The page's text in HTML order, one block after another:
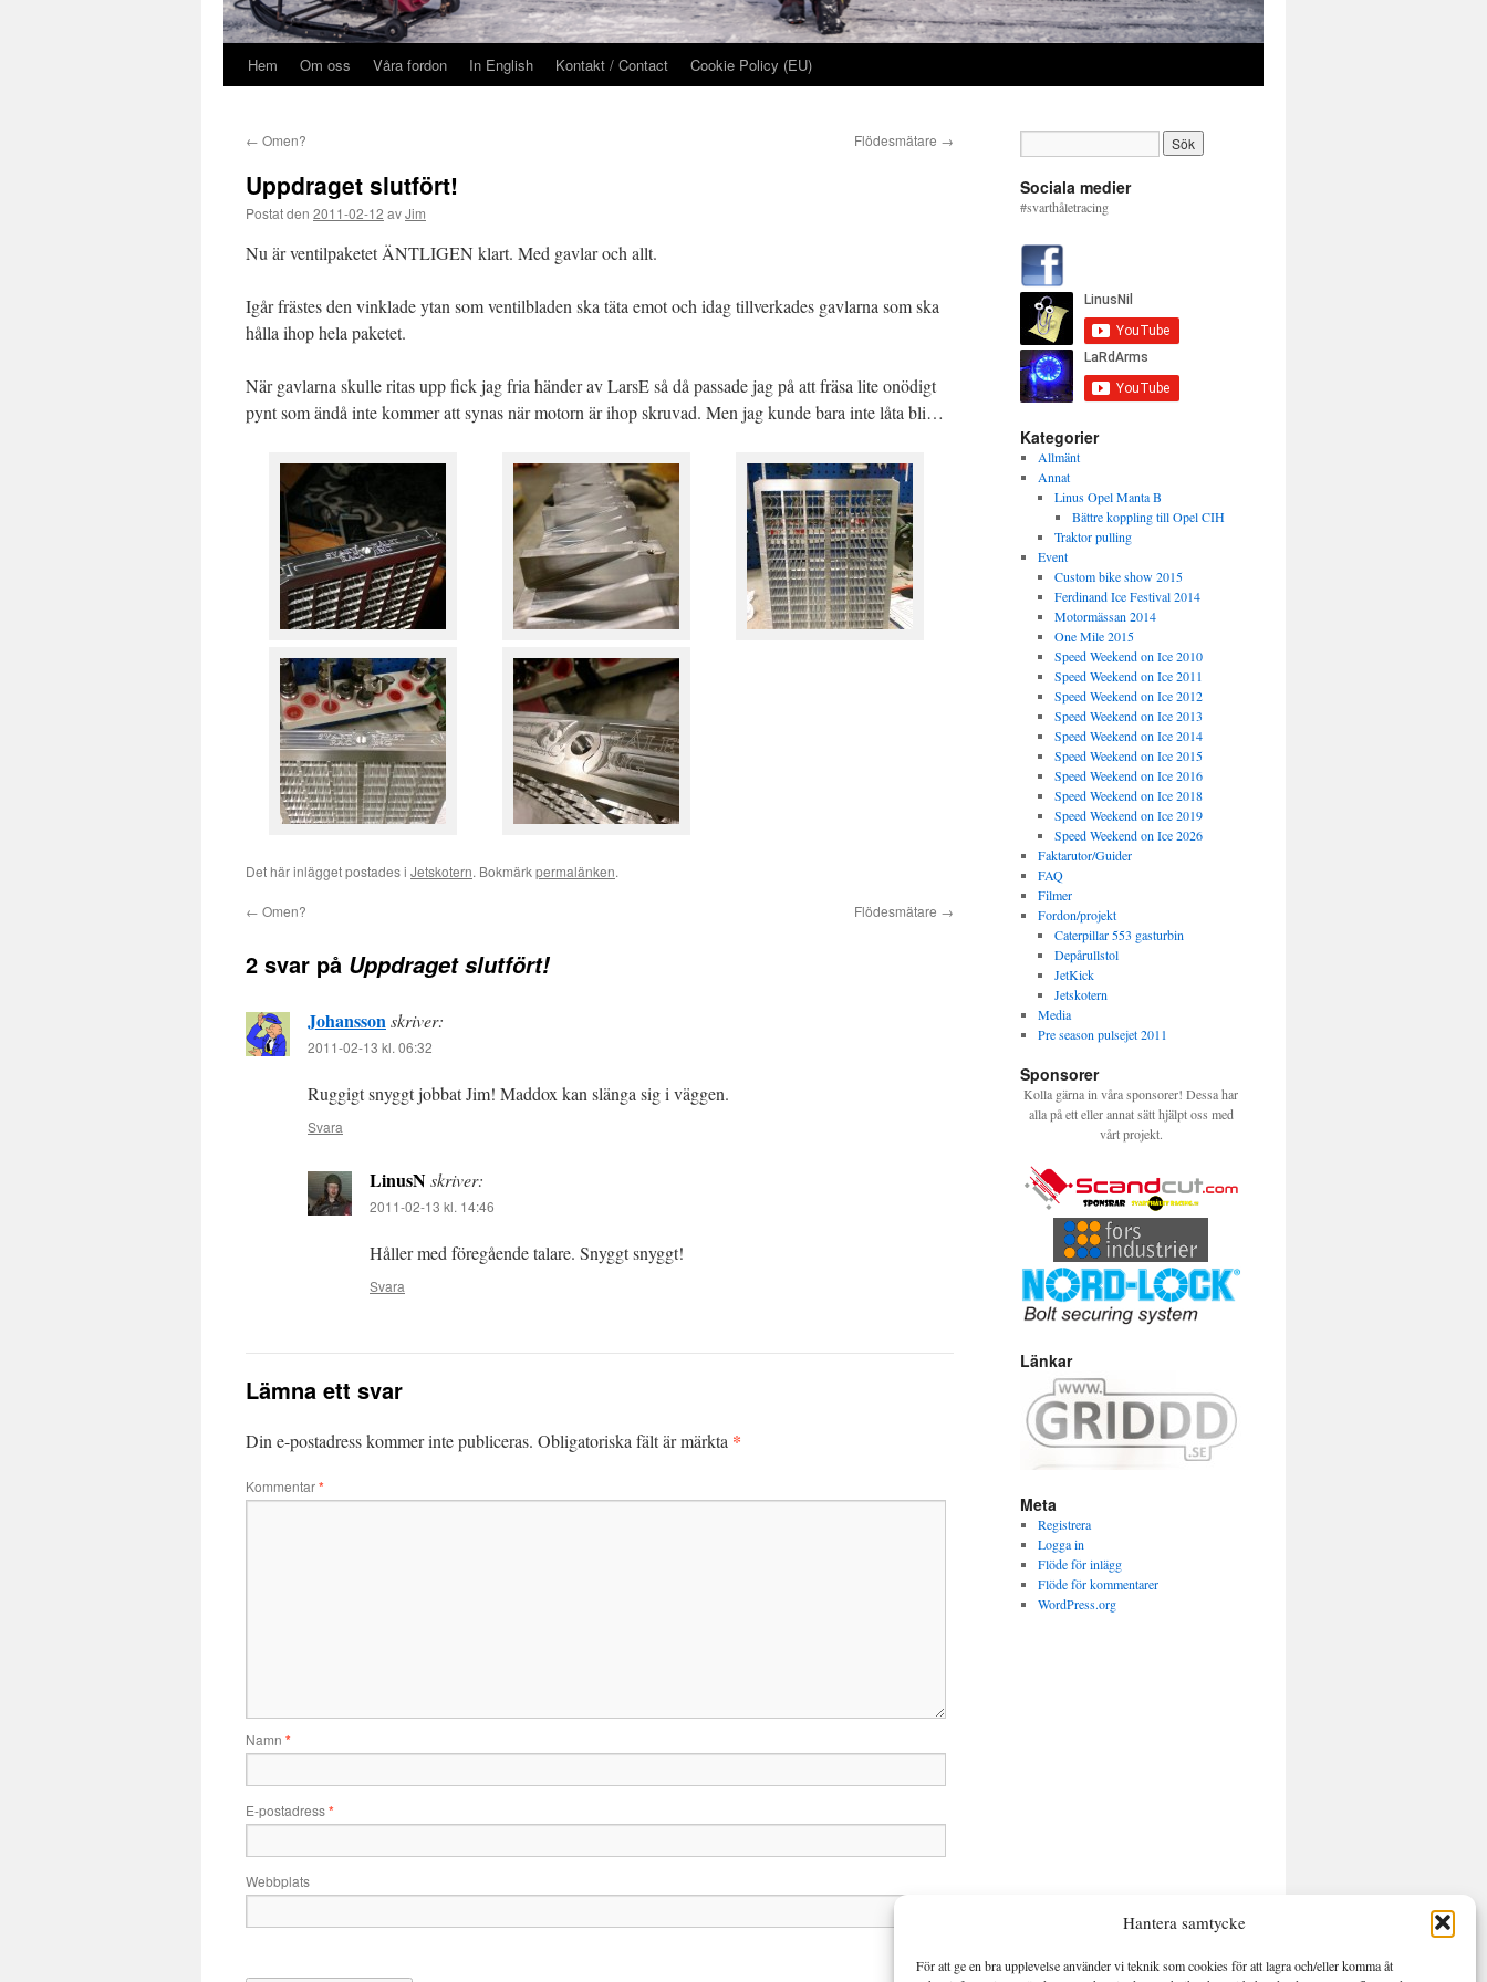
Hantera samtycke
För att ge en bra upplevelse använder vi teknik som cookies för att lagra och/eller komma åt
Hem Om oss Våra fordon In English Kontakt / Contact Cookie Policy (EU)
← Omen? Flödesmätare →
Uppdraget slutfört!
Postat den 2011-02-12 avJim
Nu är ventilpaketet ÄNTLIGEN klart. Med gavlar och allt.
Igår frästes den vinklade ytan som ventilbladen ska täta emot och idag tillverkades gavlarna som ska
hålla ihop hela paketet.
När gavlarna skulle ritas upp fick jag fria händer av LarsE så då passade jag på att fräsa lite onödigt
pynt som ändå inte kommer att synas när motorn är ihop skruvad. Men jag kunde bara inte låta bli…
Det här inlägget postades i Jetskotern. Bokmärkpermalänken.
← Omen? Flödesmätare →
2 svar på Uppdraget slutfört!
Johanssonskriver:
2011-02-13 kl. 06:32
Ruggigt snyggt jobbat Jim! Maddox kan slänga sig i väggen.
Svara
LinusNskriver:
2011-02-13 kl. 14:46
Håller med föregående talare. Snyggt snyggt!
Svara
Lämna ett svar
Din e-postadress kommer inte publiceras. Obligatoriska fält är märkta *
Kommentar*
Namn *
E-postadress*
Webbplats
Sociala medier
#svarthåletracing
Kategorier
Allmänt
Annat
Linus Opel Manta B
Bättre koppling till Opel CIH
Traktor pulling
Event
Custom bike show 2015
Ferdinand Ice Festival 2014
Motormässan 2014
One Mile 2015
Speed Weekend on Ice 2010
Speed Weekend on Ice 2011
Speed Weekend on Ice 2012
Speed Weekend on Ice 2013
Speed Weekend on Ice 2014
Speed Weekend on Ice 2015
Speed Weekend on Ice 2016
Speed Weekend on Ice 2018
Speed Weekend on Ice 2019
Speed Weekend on Ice 2026
Faktarutor/Guider
FAQ
Filmer
Fordon/projekt
Caterpillar 553 gasturbin
Depårullstol
JetKick
Jetskotern
Media
Pre season pulsejet 2011
Sponsorer
Kolla gärna in våra sponsorer! Dessa har
alla på ett eller annat sätt hjälpt oss med
vårt projekt.
Länkar
Meta
Registrera
Logga in
Flöde för inlägg
Flöde för kommentarer
WordPress.org